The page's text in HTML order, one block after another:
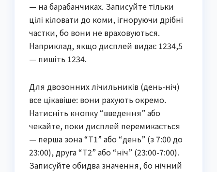
— на барабанчиках. Записуйте тільки
цілі кіловати до коми, ігноруючи дрібні
частки, бо вони не враховуються.
Наприклад, якщо дисплей видає 1234,5
— пишіть 1234.
Для двозонних лічильників (день-ніч)
все цікавіше: вони рахують окремо.
Натисніть кнопку “введення” або
чекайте, поки дисплей перемикається
— перша зона “T1” або “день” (з 7:00 до
23:00), друга “T2” або “ніч” (23:00-7:00).
Записуйте обидва значення, бо нічний